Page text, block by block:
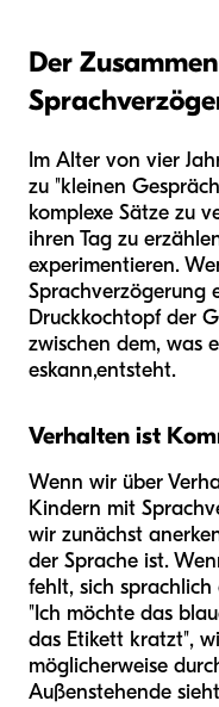
Der
Im Alter von vier
zu "kleinen
komplexe Sätze zu
ihren Tag zu
experimentieren.
Sprachverzögerung
Druckkochtopf der
zwischen dem, was
eskann,entsteht.
Verhalten ist
Wenn wir über
Kindern mit
wir zunächst
der Sprache ist.
fehlt, sich sprachlich
"Ich möchte das
das Etikett kratzt",
möglicherweise
Außenstehende